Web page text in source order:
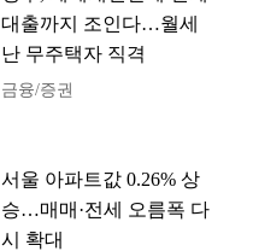
대출까지 조인다…월세
난 무주택자 직격
금융/증권
서울 아파트값 0.26% 상
승…매매·전세 오름폭 다
시 확대